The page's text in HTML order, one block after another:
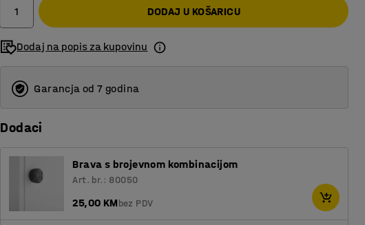
DODAJ U KOŠARICU
Dodaj na popis za kupovinu
Garancja od 7 godina
Dodaci
Brava s brojevnom kombinacijom
Art. br.: 80050
25,00 KMbez PDV